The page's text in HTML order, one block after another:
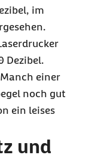
im
Dezibel.
einer
noch gut
ein leises
und